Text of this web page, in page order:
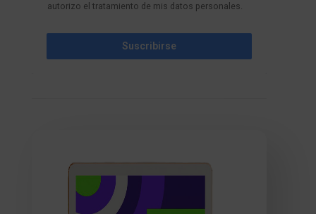
autorizo el tratamiento de mis datos personales.
Suscribirse